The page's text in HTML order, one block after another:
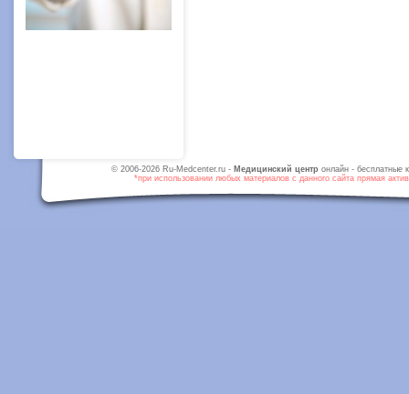
© 2006-2026 Ru-Medcenter.ru - Медицинский центр онлайн - бесплатные
*при использовании любых материалов с данного сайта прямая